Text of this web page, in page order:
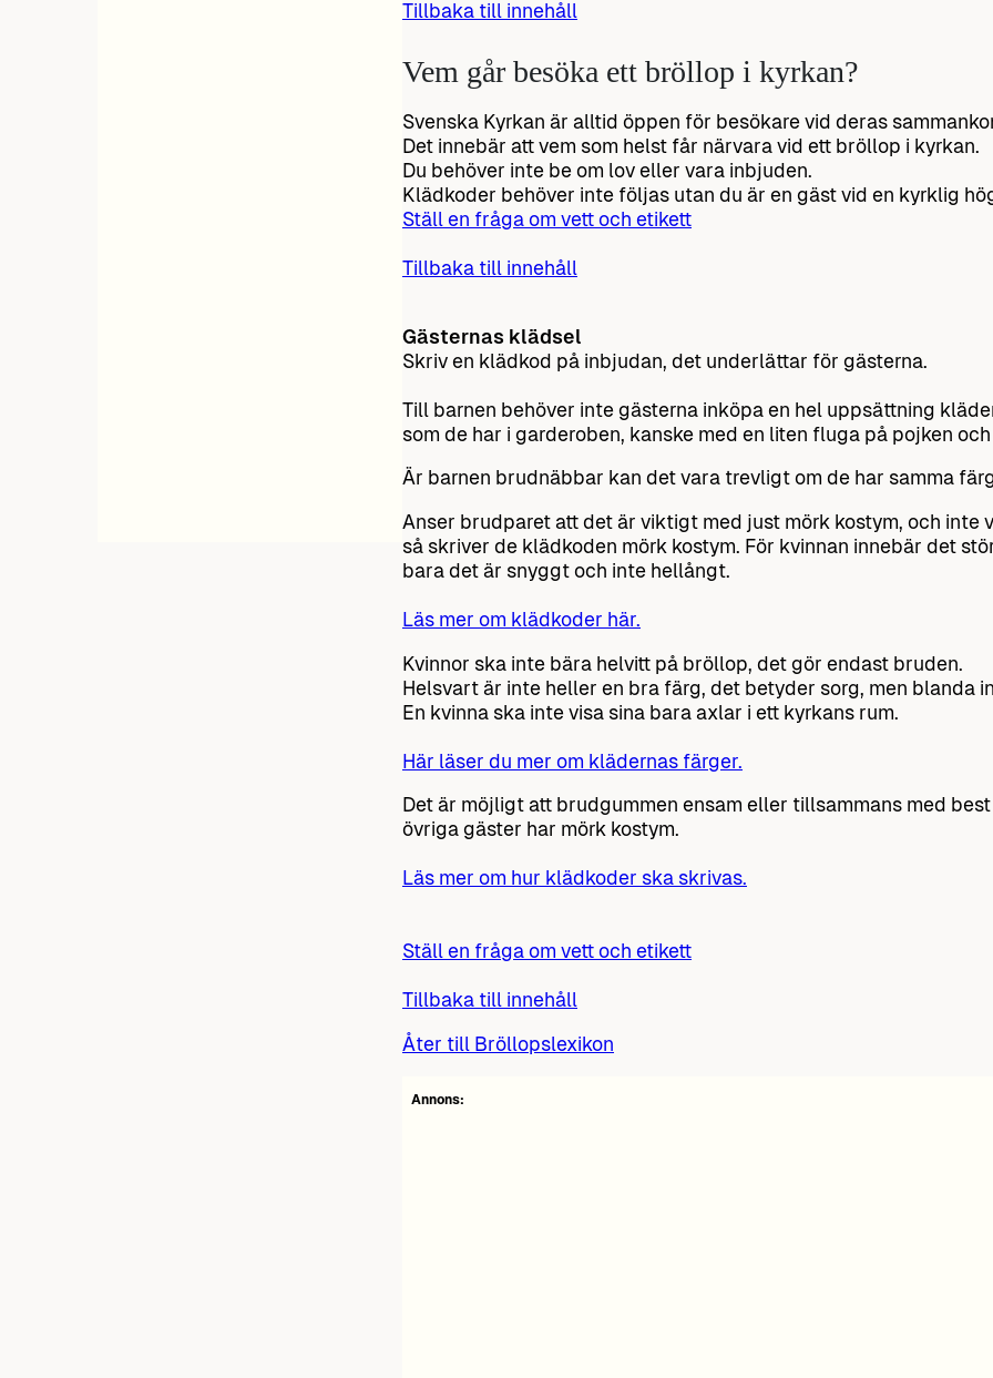
Tillbaka till innehåll
Vem går besöka ett bröllop i kyrkan?
Svenska Kyrkan är alltid öppen för besökare vid deras
Det innebär att vem som helst får närvara vid ett bröllop i kyrkan.
Du behöver inte be om lov eller vara inbjuden.
Klädkoder behöver inte följas utan du är en gäst vid en kyrklig
Ställ en fråga om vett och etikett
Tillbaka till innehåll
Gästernas klädsel
Skriv en klädkod på inbjudan, det underlättar för gästerna.
Till barnen behöver inte gästerna inköpa en hel uppsättning
som de har i garderoben, kanske med en liten fluga på pojken
Är barnen brudnäbbar kan det vara trevligt om de har samma
Anser brudparet att det är viktigt med just mörk kostym, och inte
så skriver de klädkoden mörk kostym. För kvinnan innebär det
bara det är snyggt och inte hellångt.
Läs mer om klädkoder här.
Kvinnor ska inte bära helvitt på bröllop, det gör endast bruden.
Helsvart är inte heller en bra färg, det betyder sorg, men blanda
En kvinna ska inte visa sina bara axlar i ett kyrkans rum.
Här läser du mer om klädernas färger.
Det är möjligt att brudgummen ensam eller tillsammans med
övriga gäster har mörk kostym.
Läs mer om hur klädkoder ska skrivas.
Ställ en fråga om vett och etikett
Tillbaka till innehåll
Åter till Bröllopslexikon
Annons: